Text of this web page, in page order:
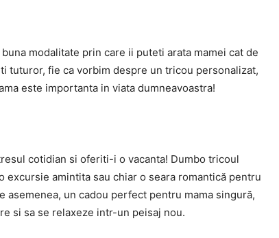
modalitate prin care ii puteti arata mamei cat de
tuturor, fie ca vorbim despre un tricou personalizat,
este importanta in viata dumneavoastra!
cotidian si oferiti-i o vacanta! Dumbo tricoul
amintita sau chiar o seara romantică pentru
asemenea, un cadou perfect pentru mama singură,
si sa se relaxeze intr-un peisaj nou.